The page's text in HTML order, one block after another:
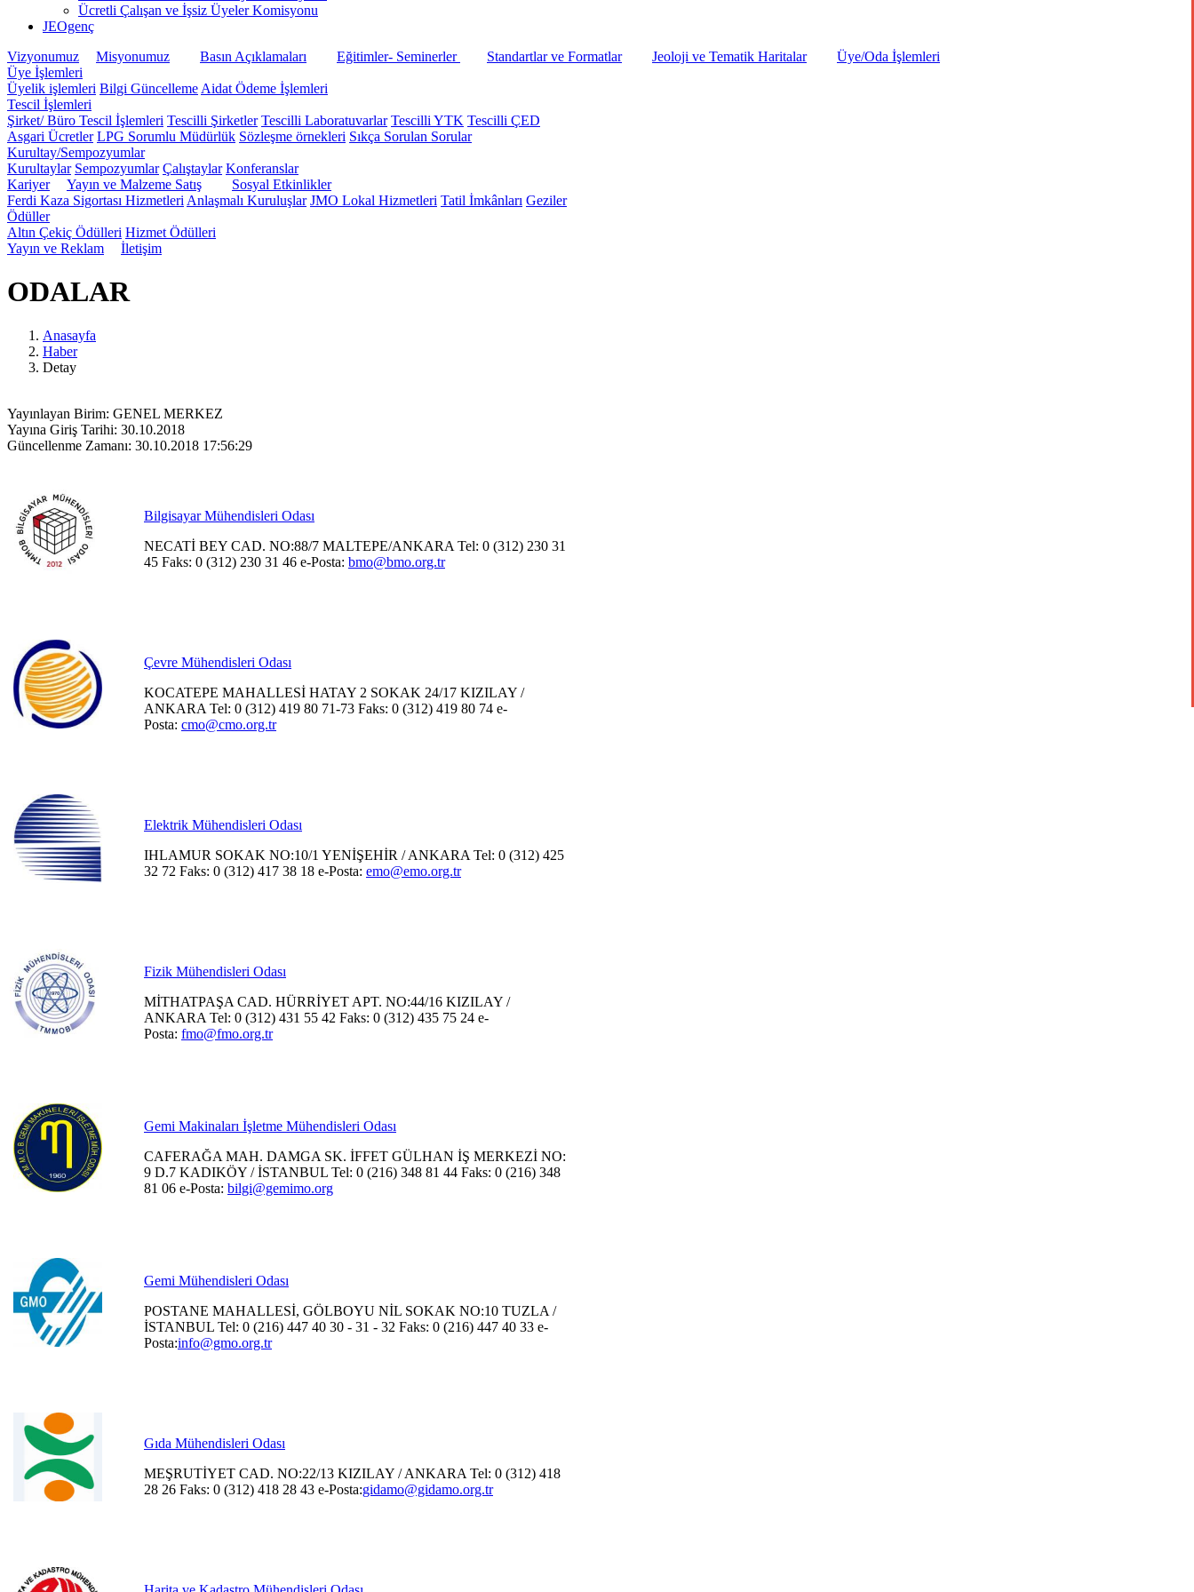
Ücretli Çalışan ve İşsiz Üyeler Komisyonu
JEOgenç
Vizyonumuz
Misyonumuz Basın Açıklamaları Eğitimler- Seminerler Standartlar ve Formatlar Jeoloji ve Tematik Haritalar
Üye/Oda İşlemleri
Üye İşlemleri
Üyelik işlemleri Bilgi Güncelleme Aidat Ödeme İşlemleri
Tescil İşlemleri
Şirket/ Büro Tescil İşlemleri Tescilli Şirketler Tescilli Laboratuvarlar Tescilli YTK Tescilli ÇED
Asgari Ücretler LPG Sorumlu Müdürlük Sözleşme örnekleri Sıkça Sorulan Sorular
Kurultay/Sempozyumlar
Kurultaylar Sempozyumlar Çalıştaylar Konferanslar
Kariyer
Yayın ve Malzeme Satış
Sosyal Etkinlikler
Ferdi Kaza Sigortası Hizmetleri Anlaşmalı Kuruluşlar JMO Lokal Hizmetleri Tatil İmkânları Geziler
Ödüller
Altın Çekiç Ödülleri Hizmet Ödülleri
Yayın ve Reklam
İletişim
ODALAR
Anasayfa
Haber
Detay
Yayınlayan Birim: GENEL MERKEZ
Yayına Giriş Tarihi: 30.10.2018
Güncellenme Zamanı: 30.10.2018 17:56:29
Bilgisayar Mühendisleri Odası
NECATİ BEY CAD. NO:88/7 MALTEPE/ANKARA Tel: 0 (312) 230 31
45 Faks: 0 (312) 230 31 46 e-Posta: bmo@bmo.org.tr
Çevre Mühendisleri Odası
KOCATEPE MAHALLESİ HATAY 2 SOKAK 24/17 KIZILAY /
ANKARA Tel: 0 (312) 419 80 71-73 Faks: 0 (312) 419 80 74 e-
Posta: cmo@cmo.org.tr
Elektrik Mühendisleri Odası
IHLAMUR SOKAK NO:10/1 YENİŞEHİR / ANKARA Tel: 0 (312) 425
32 72 Faks: 0 (312) 417 38 18 e-Posta: emo@emo.org.tr
Fizik Mühendisleri Odası
MİTHATPAŞA CAD. HÜRRİYET APT. NO:44/16 KIZILAY /
ANKARA Tel: 0 (312) 431 55 42 Faks: 0 (312) 435 75 24 e-
Posta: fmo@fmo.org.tr
Gemi Makinaları İşletme Mühendisleri Odası
CAFERAĞA MAH. DAMGA SK. İFFET GÜLHAN İŞ MERKEZİ NO:
9 D.7 KADIKÖY / İSTANBUL Tel: 0 (216) 348 81 44 Faks: 0 (216) 348
81 06 e-Posta: bilgi@gemimo.org
Gemi Mühendisleri Odası
POSTANE MAHALLESİ, GÖLBOYU NİL SOKAK NO:10 TUZLA /
İSTANBUL Tel: 0 (216) 447 40 30 - 31 - 32 Faks: 0 (216) 447 40 33 e-
Posta:info@gmo.org.tr
Gıda Mühendisleri Odası
MEŞRUTİYET CAD. NO:22/13 KIZILAY / ANKARA Tel: 0 (312) 418
28 26 Faks: 0 (312) 418 28 43 e-Posta:gidamo@gidamo.org.tr